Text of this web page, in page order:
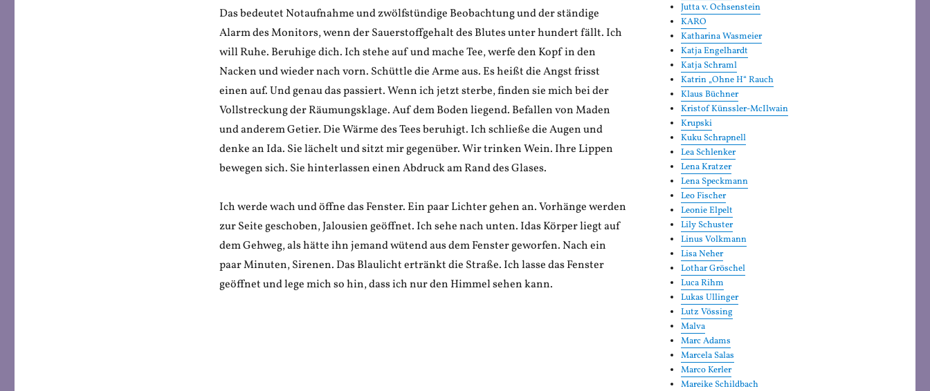
Das bedeutet Notaufnahme und zwölfstündige Beobachtung und der ständige
Alarm des Monitors, wenn der Sauerstoffgehalt des Blutes unter hundert fällt. Ich
will Ruhe. Beruhige dich. Ich stehe auf und mache Tee, werfe den Kopf in den
Nacken und wieder nach vorn. Schüttle die Arme aus. Es heißt die Angst frisst
einen auf. Und genau das passiert. Wenn ich jetzt sterbe, finden sie mich bei der
Vollstreckung der Räumungsklage. Auf dem Boden liegend. Befallen von Maden
und anderem Getier. Die Wärme des Tees beruhigt. Ich schließe die Augen und
denke an Ida. Sie lächelt und sitzt mir gegenüber. Wir trinken Wein. Ihre Lippen
bewegen sich. Sie hinterlassen einen Abdruck am Rand des Glases.
Ich werde wach und öffne das Fenster. Ein paar Lichter gehen an. Vorhänge werden
zur Seite geschoben, Jalousien geöffnet. Ich sehe nach unten. Idas Körper liegt auf
dem Gehweg, als hätte ihn jemand wütend aus dem Fenster geworfen. Nach ein
paar Minuten, Sirenen. Das Blaulicht ertränkt die Straße. Ich lasse das Fenster
geöffnet und lege mich so hin, dass ich nur den Himmel sehen kann.
Jutta v. Ochsenstein
KARO
Katharina Wasmeier
Katja Engelhardt
Katja Schraml
Katrin „Ohne H“ Rauch
Klaus Büchner
Kristof Künssler-McIlwain
Krupski
Kuku Schrapnell
Lea Schlenker
Lena Kratzer
Lena Speckmann
Leo Fischer
Leonie Elpelt
Lily Schuster
Linus Volkmann
Lisa Neher
Lothar Gröschel
Luca Rihm
Lukas Ullinger
Lutz Vössing
Malva
Marc Adams
Marcela Salas
Marco Kerler
Mareike Schildbach